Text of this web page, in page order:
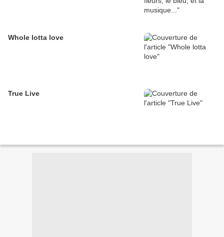
Whole lotta love
True Live